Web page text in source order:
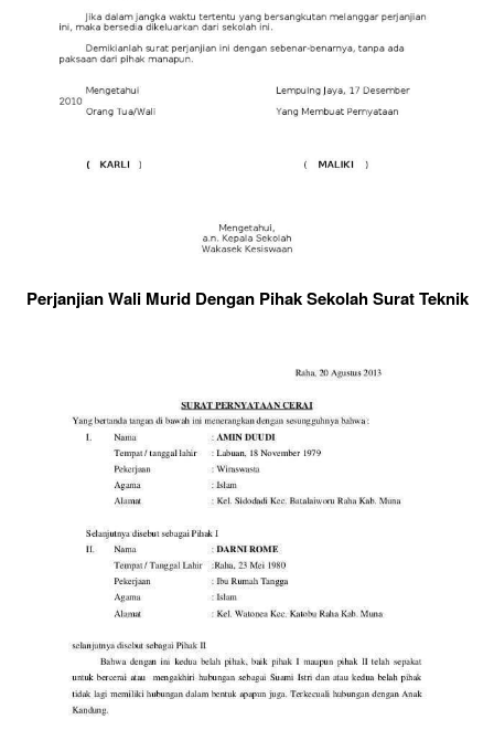
Perjanjian Wali Murid Dengan Pihak Sekolah Surat Teknik